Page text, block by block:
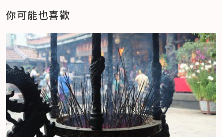
你可能也喜歡